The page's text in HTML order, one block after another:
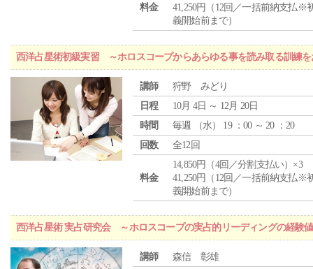
料金
41,250円（12回／一括前納支払※
義開始前まで）
西洋占星術初級実習 ～ホロスコープからあらゆる事を読み取る訓練を
講師
狩野 みどり
日程
10月 4日 ～ 12月 20日
時間
毎週 （水） 19 ：00 ～ 20 ：20
回数
全12回
料金
14,850円（4回／分割支払い）×3
41,250円（12回／一括前納支払※
義開始前まで）
西洋占星術 実占研究会 ～ホロスコープの実占的リーディングの経験
講師
森信 彰雄